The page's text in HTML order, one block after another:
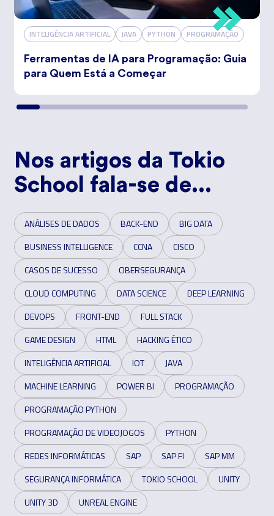
INTELIGÊNCIA ARTIFICIAL JAVA PYTHON PROGRAMAÇÃO
Ferramentas de IA para Programação: Guia
para Quem Está a Começar
Nos artigos da Tokio
School fala-se de...
ANÁLISES DE DADOS BACK-END
BIG DATA
BUSINESS INTELLIGENCE
CCNA
CISCO
CASOS DE SUCESSO
CIBERSEGURANÇA
CLOUD COMPUTING
DATA SCIENCE
DEEP LEARNING
DEVOPS
FRONT-END
FULL STACK
GAME DESIGN
HTML
HACKING ÉTICO
INTELIGÊNCIA ARTIFICIAL
IOT
JAVA
MACHINE LEARNING
POWER BI
PROGRAMAÇÃO
PROGRAMAÇÃO PYTHON
PROGRAMAÇÃO DE VIDEOJOGOS
PYTHON
REDES INFORMÁTICAS
SAP SAP FI
SAP MM
SEGURANÇA INFORMÁTICA
TOKIO SCHOOL
UNITY
UNITY 3D
UNREAL ENGINE